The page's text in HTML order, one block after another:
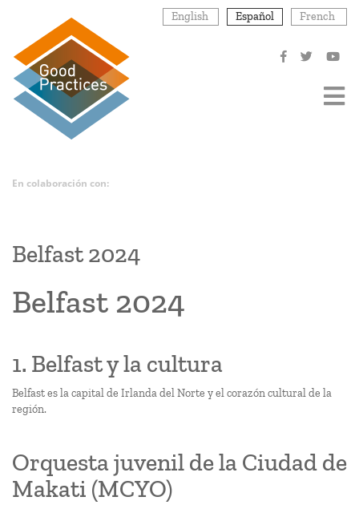
contenido
principal
English Español French
En colaboración con:
Belfast 2024
Belfast 2024
1. Belfast y la cultura
Belfast es la capital de Irlanda del Norte y el corazón cultural de la
región.
Orquesta juvenil de la Ciudad de
Makati (MCYO)